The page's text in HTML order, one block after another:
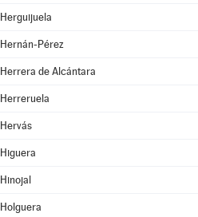
Herguijuela
Hernán-Pérez
Herrera de Alcántara
Herreruela
Hervás
Higuera
Hinojal
Holguera